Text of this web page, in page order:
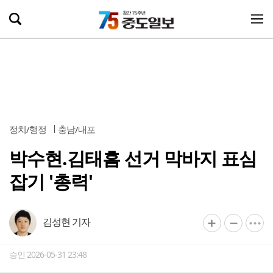
정치/행정 충남/내포
박수현.김태흠 선거 막바지 표심
잡기 '총력'
김성현 기자
승인 2026-05-31 23:48